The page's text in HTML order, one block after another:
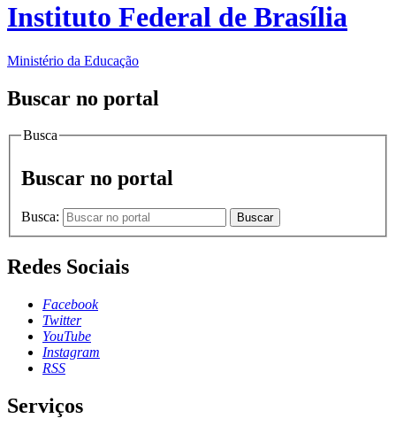
Instituto Federal de Brasília
Ministério da Educação
Buscar no portal
Busca
Buscar no portal
Busca: Buscar
Redes Sociais
Facebook
Twitter
YouTube
Instagram
RSS
Serviços